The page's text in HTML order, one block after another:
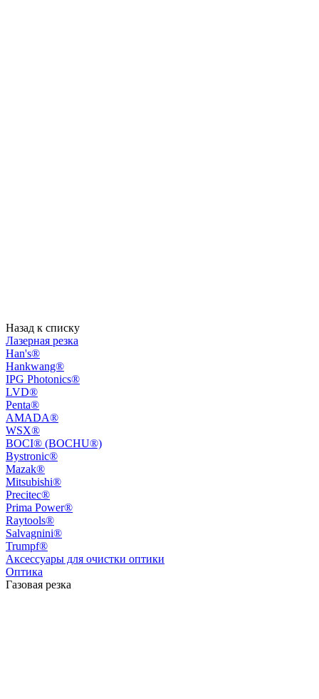
Назад к списку
Лазерная резка
Han's®
Hankwang®
IPG Photonics®
LVD®
Penta®
AMADA®
WSX®
BOCI® (BOCHU®)
Bystronic®
Mazak®
Mitsubishi®
Precitec®
Prima Power®
Raytools®
Salvagnini®
Trumpf®
Аксессуары для очистки оптики
Оптика
Газовая резка